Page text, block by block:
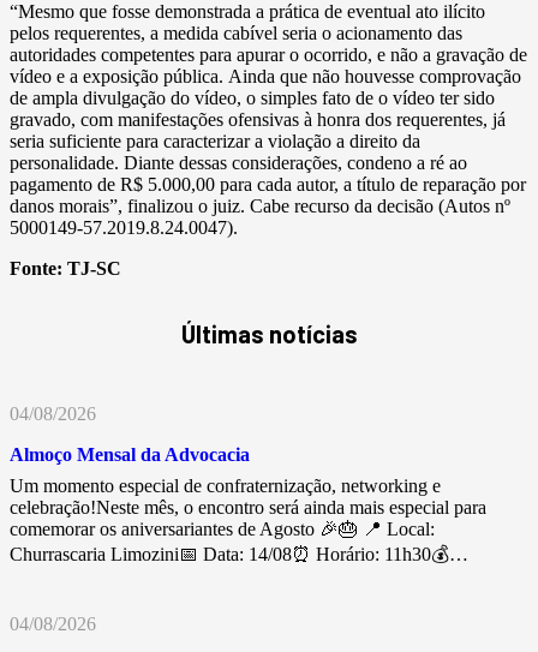
“Mesmo que fosse demonstrada a prática de eventual ato ilícito
pelos requerentes, a medida cabível seria o acionamento das
autoridades competentes para apurar o ocorrido, e não a gravação de
vídeo e a exposição pública. Ainda que não houvesse comprovação
de ampla divulgação do vídeo, o simples fato de o vídeo ter sido
gravado, com manifestações ofensivas à honra dos requerentes, já
seria suficiente para caracterizar a violação a direito da
personalidade. Diante dessas considerações, condeno a ré ao
pagamento de R$ 5.000,00 para cada autor, a título de reparação por
danos morais”, finalizou o juiz. Cabe recurso da decisão (Autos nº
5000149-57.2019.8.24.0047).
Fonte: TJ-SC
Últimas notícias
04/08/2026
Almoço Mensal da Advocacia
Um momento especial de confraternização, networking e
celebração!Neste mês, o encontro será ainda mais especial para
comemorar os aniversariantes de Agosto 🎉🎂 📍 Local:
Churrascaria Limozini📅 Data: 14/08⏰ Horário: 11h30💰…
04/08/2026